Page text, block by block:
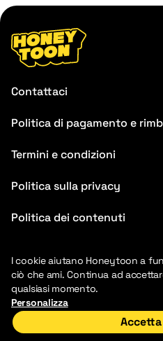
Contattaci
Politica di pagamento e
Termini e condizioni
Politica sulla privacy
Politica dei contenuti
2026 HoneyToon. HoneyToon. Tutti i
I cookie aiutano Honeytoon a
ciò che ami. Continua ad
qualsiasi momento.
Personalizza